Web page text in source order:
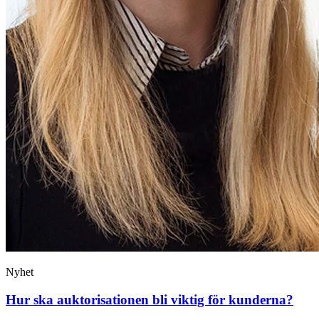
Nyhet
Hur ska auktorisationen bli viktig för kunderna?